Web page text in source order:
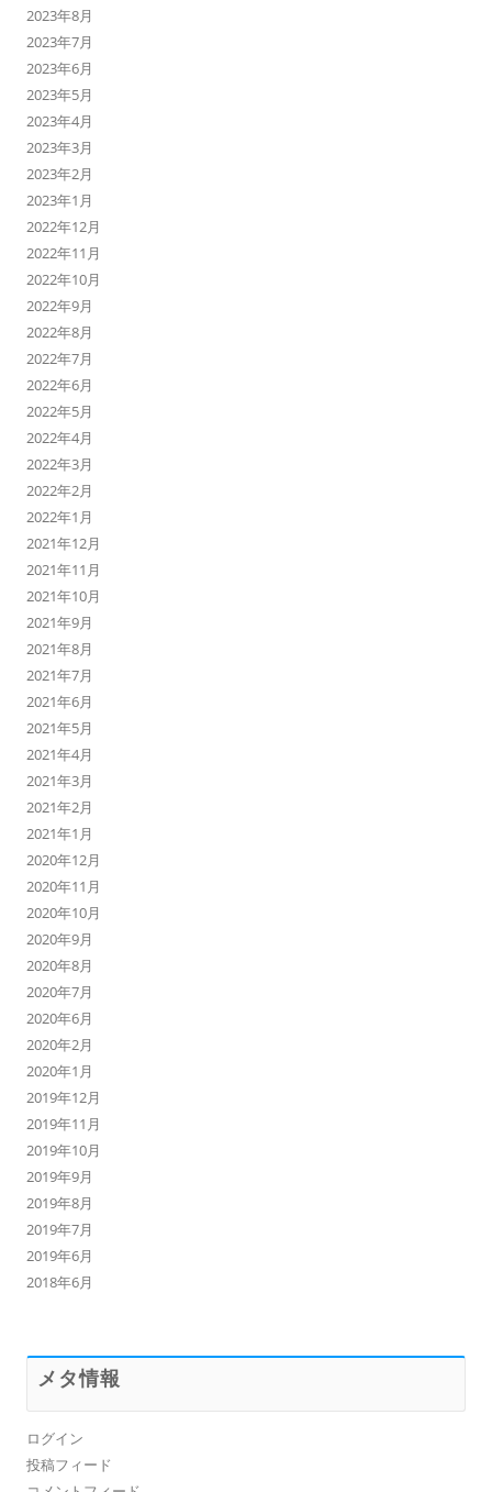
2023年8月
2023年7月
2023年6月
2023年5月
2023年4月
2023年3月
2023年2月
2023年1月
2022年12月
2022年11月
2022年10月
2022年9月
2022年8月
2022年7月
2022年6月
2022年5月
2022年4月
2022年3月
2022年2月
2022年1月
2021年12月
2021年11月
2021年10月
2021年9月
2021年8月
2021年7月
2021年6月
2021年5月
2021年4月
2021年3月
2021年2月
2021年1月
2020年12月
2020年11月
2020年10月
2020年9月
2020年8月
2020年7月
2020年6月
2020年2月
2020年1月
2019年12月
2019年11月
2019年10月
2019年9月
2019年8月
2019年7月
2019年6月
2018年6月
メタ情報
ログイン
投稿フィード